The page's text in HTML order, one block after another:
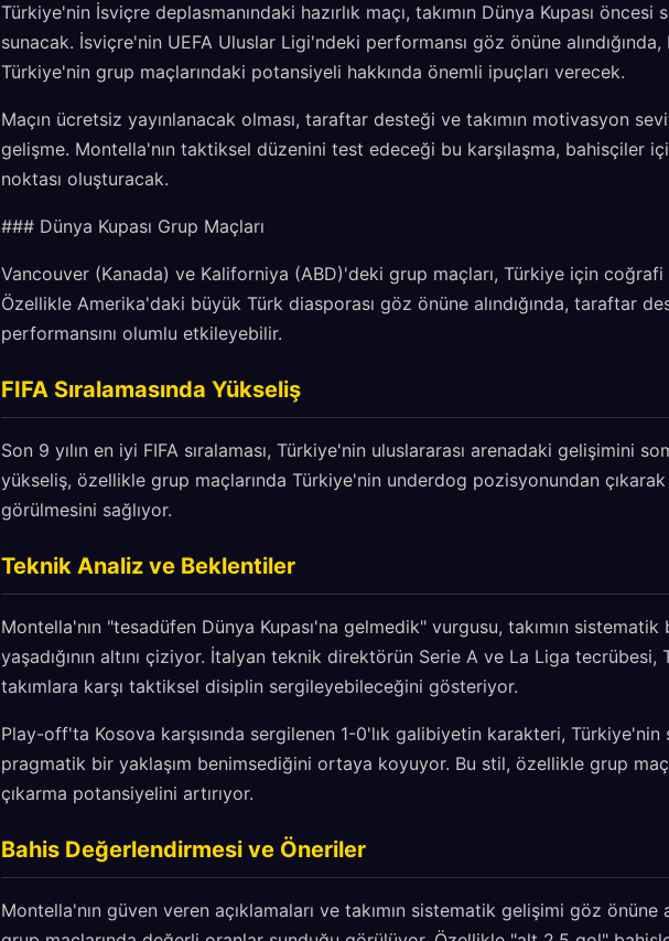
Türkiye'nin İsviçre deplasmanındaki hazırlık maçı, takımın Dünya Kupası öncesi
sunacak. İsviçre'nin UEFA Uluslar Ligi'ndeki performansı göz önüne alındığında,
Türkiye'nin grup maçlarındaki potansiyeli hakkında önemli ipuçları verecek.
Maçın ücretsiz yayınlanacak olması, taraftar desteği ve takımın motivasyon
gelişme. Montella'nın taktiksel düzenini test edeceği bu karşılaşma, bahisçiler
noktası oluşturacak.
### Dünya Kupası Grup Maçları
Vancouver (Kanada) ve Kaliforniya (ABD)'deki grup maçları, Türkiye için
Özellikle Amerika'daki büyük Türk diasporası göz önüne alındığında, taraftar
performansını olumlu etkileyebilir.
FIFA Sıralamasında Yükseliş
Son 9 yılın en iyi FIFA sıralaması, Türkiye'nin uluslararası arenadaki gelişimini
yükseliş, özellikle grup maçlarında Türkiye'nin underdog pozisyonundan
görülmesini sağlıyor.
Teknik Analiz ve Beklentiler
Montella'nın "tesadüfen Dünya Kupası'na gelmedik" vurgusu, takımın
yaşadığının altını çiziyor. İtalyan teknik direktörün Serie A ve La Liga
takımlara karşı taktiksel disiplin sergileyebileceğini gösteriyor.
Play-off'ta Kosova karşısında sergilenen 1-0'lık galibiyetin karakteri, Türkiye'nin
pragmatik bir yaklaşım benimsediğini ortaya koyuyor. Bu stil, özellikle grup
çıkarma potansiyelini artırıyor.
Bahis Değerlendirmesi ve Öneriler
Montella'nın güven veren açıklamaları ve takımın sistematik gelişimi göz önüne